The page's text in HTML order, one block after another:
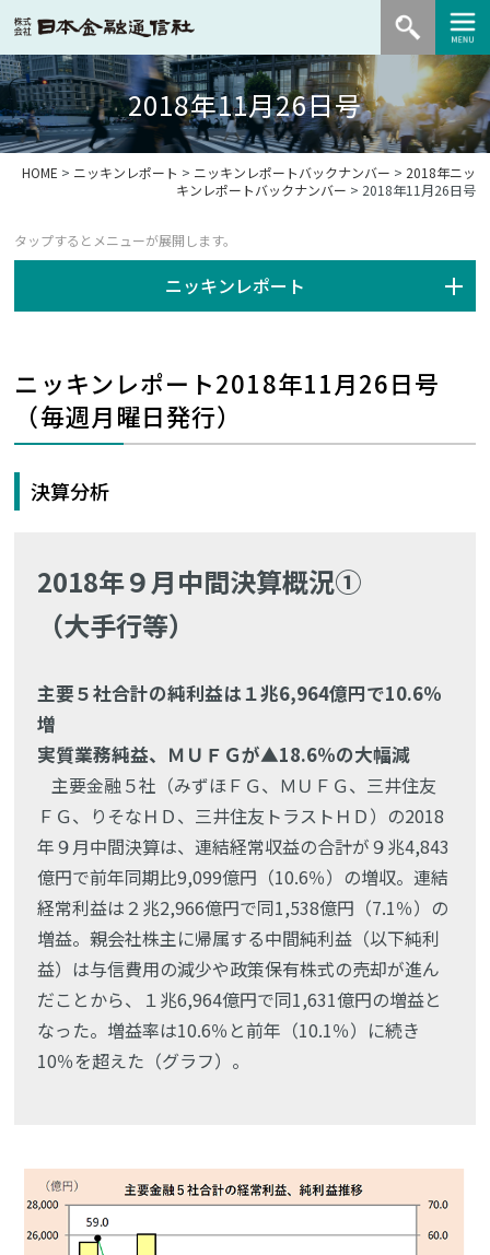
2018年11月26日号
HOME > ニッキンレポート > ニッキンレポートバックナンバー > 2018年ニッ
キンレポートバックナンバー > 2018年11月26日号
ニッキンレポート
ニッキンレポート2018年11月26日号
（毎週月曜日発行）
決算分析
2018年９月中間決算概況①
（大手行等）
主要５社合計の純利益は１兆6,964億円で10.6％
増
実質業務純益、ＭＵＦＧが▲18.6％の大幅減
主要金融５社（みずほＦＧ、ＭＵＦＧ、三井住友
ＦＧ、りそなＨＤ、三井住友トラストＨＤ）の2018
年９月中間決算は、連結経常収益の合計が９兆4,843
億円で前年同期比9,099億円（10.6％）の増収。連結
経常利益は２兆2,966億円で同1,538億円（7.1％）の
増益。親会社株主に帰属する中間純利益（以下純利
益）は与信費用の減少や政策保有株式の売却が進ん
だことから、１兆6,964億円で同1,631億円の増益と
なった。増益率は10.6％と前年（10.1％）に続き
10％を超えた（グラフ）。